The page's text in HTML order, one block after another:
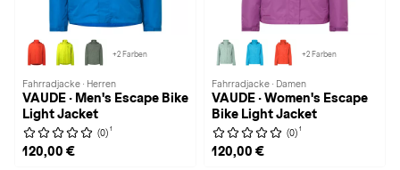
+2 Farben
Fahrradjacke · Herren
VAUDE · Men's Escape Bike
Light Jacket
(0) 1
120,00 €
+2 Farben
Fahrradjacke · Damen
VAUDE · Women's Escape
Bike Light Jacket
(0) 1
120,00 €